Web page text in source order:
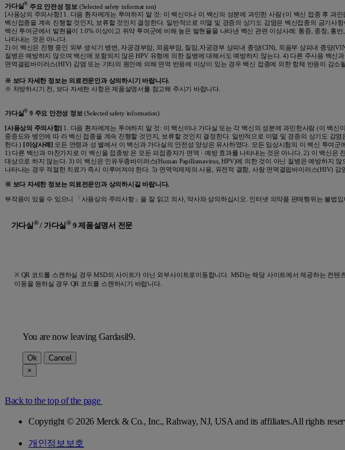
가다실® 주요 안전성 정보 (Selected safety informat ion)
[사용상의 주의사항] 1. 다음 환자에게는 투여하지 말 것: 이 백신이나 이 백신의 성분에 과민한 사람 (이 백신 접종 후
백신접종을 계속 진행할 것인지, 보류할 것인지 결정한다. 일반적으로 미열 및 경증의 상기도 감염은 백신접종의 금기
백신 투여군에서 발현율이 1.0% 이상이고 위약 투여군에 비해 높은 발현율을 나타낸 백신 관련 이상사례: 통증, 종창,
나타내는 것은 아니다.
2) 이 백신은 진행 중인 외부 생식기 병변, 자궁경부암, 외음부암, 질암,자궁경부 상피내 종양(CIN), 외음부 상피내 종양
질병은 예방하지 않으며 백신에 포함되지 않은 HPV 유형에 의한 질병에 대해서도 예방하지 않는다. 4) 다른 주사용 백
면역결핍바이러스(HIV) 감염 또는 기타의 원인에 의해 면역 반응에 이상이 있는 경우 백신 접종에 의한 항체 반응이 감소
※ 보다 자세한 정보는 의료전문인과 상의하시기 바랍니다.
※ 처방하시기 전, 보다 자세한 사항은 제품설명서를 참고해 주시기 바랍니다.
가다실® 9 주요 안전성 정보(Selected safety information)
[사용상의 주의사항] 1. 다음 환자에게는 투여하지 말 것: 이 백신이나 가다실 또는 각 백신의 성분에 과민한사람 (이 백
중증도와 병인에 따 라 백신 접종을 계속 진행할 것인지, 보류할 것인지 결정한다. 일반적으로 미열 및 경증의 상기도
한다.) [이상사례] 모든 연령과 성 별에서 이 백신과 가다실의 안전성 양상은 유사하였다. 모든 임상시험의 이 백신 투여
1) 다른 백신과 마찬가지로 이 백신을 접종받 은 모든 피접종자가 면역 · 예방 효과를 나타내는 것은 아니다. 2) 이 백신
대상으로 하지 않는다. 3) 이 백신은 인유두종바이러스(Human Papillomavirus, HPV)에 의한 것이 아닌 질병은 예방하지
나타나는 경우 적절한 치료가 즉시 이루어져야 한다. 5) 면역억제제의 사용, 유전적 결함, 사람 면역결핍바이러스(HIV)
※ 보다 자세한 정보는 의료전문인과 상의하시길 바랍니다.
부작용이 있을 수 있으니 「사용상의 주의사항」을 잘 읽고 의사, 약사와 상의하십시오. 인터넷 의약품 판매행위는 불법입
가다실®/ 가다실® 9 제품설명서 전문
※ QR 코드를 스캔하실 경우 MSD의 사이트가 아닌 외부사이트로이동합니다. MSD는 해당 사이트에서 제공하는 컨텐
이동을 원하실 경우 QR 코드를 스캔하시기 바랍니다.
You are now leaving Gardasil9.
Ok
Cancel
×
Back to the top of the page
Copyright © 2026 Merck & Co., Inc., Rahway, NJ, USA and its affiliates.All rights
개인정보보호